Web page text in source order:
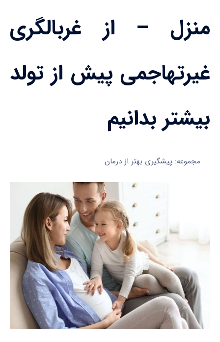
منزل – از غربالگری
غیرتهاجمی پیش از تولد
بیشتر بدانیم
مجموعه: پیشگیری بهتر از درمان